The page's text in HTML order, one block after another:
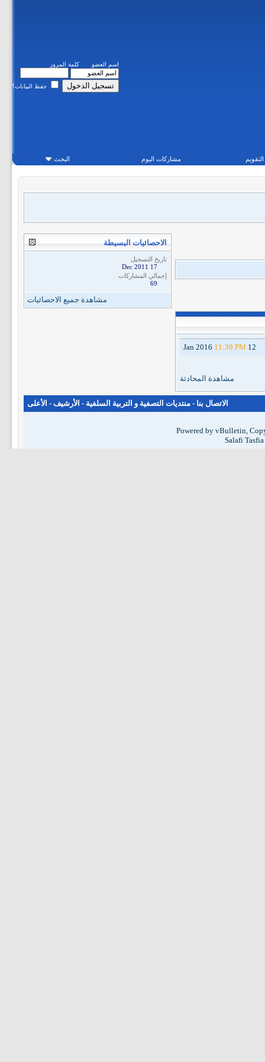
اسم العضو كلمة المرور
حفظ البيانات؟
التقويم مشاركات اليوم البحث
12 Jan 2016
11:39 PM
مشاهدة المحادثة
الاحصائيات البسيطة
تاريخ التسجيل
17 Dec 2011
إجمالي المشاركات
69
مشاهدة جميع الاحصائيات
الاتصال بنا - منتديات التصفية و التربية السلفية - الأرشيف - الأعلى
Powered by vBulletin,
Salafi